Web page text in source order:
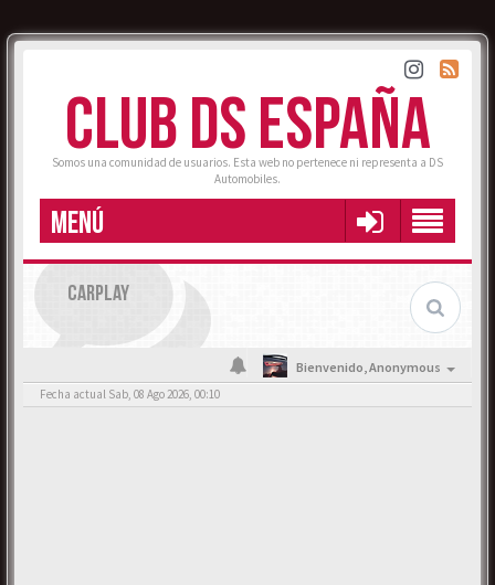
CLUB DS ESPAÑA
Somos una comunidad de usuarios. Esta web no pertenece ni representa a DS
Automobiles.
MENÚ
CARPLAY
Bienvenido,Anonymous
Fecha actual Sab, 08 Ago 2026, 00:10